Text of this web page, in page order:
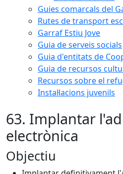
Guies comarcals del
Rutes de transport
Garraf Estiu Jove
Guia de serveis socials
Guia d'entitats de
Guia de recursos
Recursos sobre el
Instal·lacions juvenils
63. Implantar
electrònica
Objectiu